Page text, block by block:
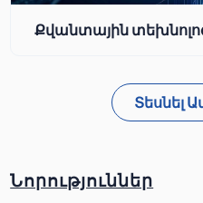
Քվանտային
Տեսնել
Նորություններ